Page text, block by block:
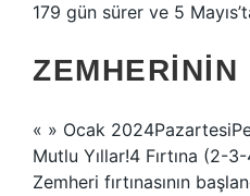
179 gün sürer ve 5
« » Ocak
Mutlu Yıllar!4 Fırtına (2-
Zemheri fırtınasının